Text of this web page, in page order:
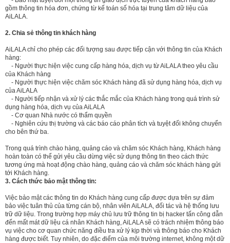
gồm thông tin hóa đơn, chứng từ kế toán số hóa tại trung tâm dữ liệu của
AiLALA.
2. Chia sẻ thông tin khách hàng
AiLALA chỉ cho phép các đối tượng sau được tiếp cận với thông tin của Khách
hàng:
- Người thực hiện việc cung cấp hàng hóa, dịch vụ từ AiLALA theo yêu cầu
của Khách hàng
- Người thực hiện việc chăm sóc Khách hàng đã sử dụng hàng hóa, dịch vụ
của AiLALA
- Người tiếp nhận và xử lý các thắc mắc của Khách hàng trong quá trình sử
dụng hàng hóa, dịch vụ của AiLALA
- Cơ quan Nhà nước có thẩm quyền
- Nghiên cứu thị trường và các báo cáo phân tích và tuyệt đối không chuyển
cho bên thứ ba.
Trong quá trình chào hàng, quảng cáo và chăm sóc Khách hàng, Khách hàng
hoàn toàn có thể gửi yêu cầu dừng việc sử dụng thông tin theo cách thức
tương ứng mà hoạt động chào hàng, quảng cáo và chăm sóc khách hàng gửi
tới Khách hàng.
3. Cách thức bảo mật thông tin:
Việc bảo mật các thông tin do Khách hàng cung cấp được dựa trên sự đảm
bảo việc tuân thủ của từng cán bộ, nhân viên AiLALA, đối tác và hệ thống lưu
trữ dữ liệu. Trong trường hợp máy chủ lưu trữ thông tin bị hacker tấn công dẫn
đến mất mát dữ liệu cá nhân Khách hàng, AiLALA sẽ có trách nhiệm thông báo
vụ việc cho cơ quan chức năng điều tra xử lý kịp thời và thông báo cho Khách
hàng được biết. Tuy nhiên, do đặc điểm của môi trường internet, không một dữ